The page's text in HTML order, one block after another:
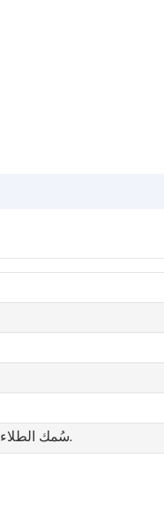
سُمك الطلاء: /0.1/0.3/0.762 ميكرومتر كحد أدنى.